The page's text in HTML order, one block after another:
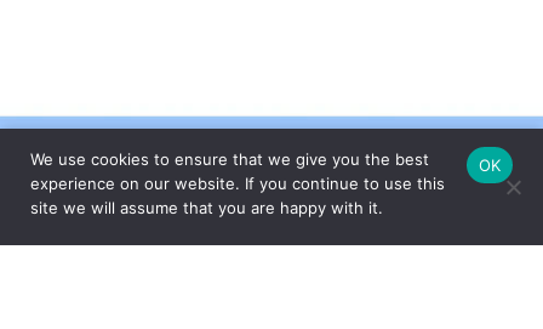
FEITO COM CARINHO PELA
We use cookies to ensure that we give you the best
experience on our website. If you continue to use this
site we will assume that you are happy with it.
OK